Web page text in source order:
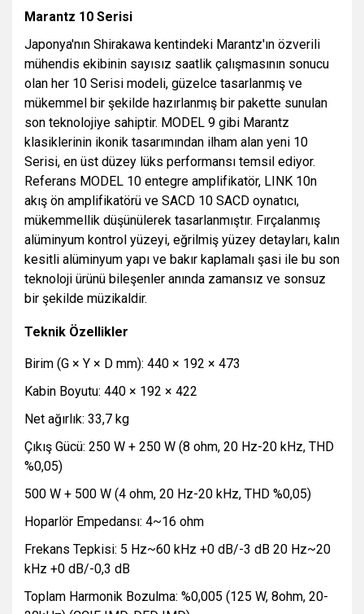
Marantz 10 Serisi
Japonya'nın Shirakawa kentindeki Marantz'ın özverili
mühendis ekibinin sayısız saatlik çalışmasının sonucu
olan her 10 Serisi modeli, güzelce tasarlanmış ve
mükemmel bir şekilde hazırlanmış bir pakette sunulan
son teknolojiye sahiptir. MODEL 9 gibi Marantz
klasiklerinin ikonik tasarımından ilham alan yeni 10
Serisi, en üst düzey lüks performansı temsil ediyor.
Referans MODEL 10 entegre amplifikatör, LINK 10n
akış ön amplifikatörü ve SACD 10 SACD oynatıcı,
mükemmellik düşünülerek tasarlanmıştır. Fırçalanmış
alüminyum kontrol yüzeyi, eğrilmiş yüzey detayları, kalın
kesitli alüminyum yapı ve bakır kaplamalı şasi ile bu son
teknoloji ürünü bileşenler anında zamansız ve sonsuz
bir şekilde müzikaldir.
Teknik Özellikler
Birim (G × Y × D mm): 440 × 192 × 473
Kabin Boyutu: 440 × 192 × 422
Net ağırlık: 33,7 kg
Çıkış Gücü: 250 W + 250 W (8 ohm, 20 Hz-20 kHz, THD
%0,05)
500 W + 500 W (4 ohm, 20 Hz-20 kHz, THD %0,05)
Hoparlör Empedansı: 4~16 ohm
Frekans Tepkisi: 5 Hz~60 kHz +0 dB/-3 dB 20 Hz~20
kHz +0 dB/-0,3 dB
Toplam Harmonik Bozulma: %0,005 (125 W, 8ohm, 20-